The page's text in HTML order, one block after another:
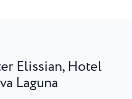
Elissian, Hotel
Laguna